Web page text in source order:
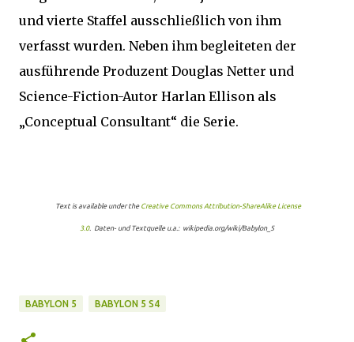
und vierte Staffel ausschließlich von ihm
verfasst wurden. Neben ihm begleiteten der
ausführende Produzent Douglas Netter und
Science-Fiction-Autor Harlan Ellison als
„Conceptual Consultant“ die Serie.
Text is available under the Creative Commons Attribution-ShareAlike License
3.0. Daten- und Textquelle u.a.: wikipedia.org/wiki/Babylon_5
BABYLON 5 BABYLON 5 S4